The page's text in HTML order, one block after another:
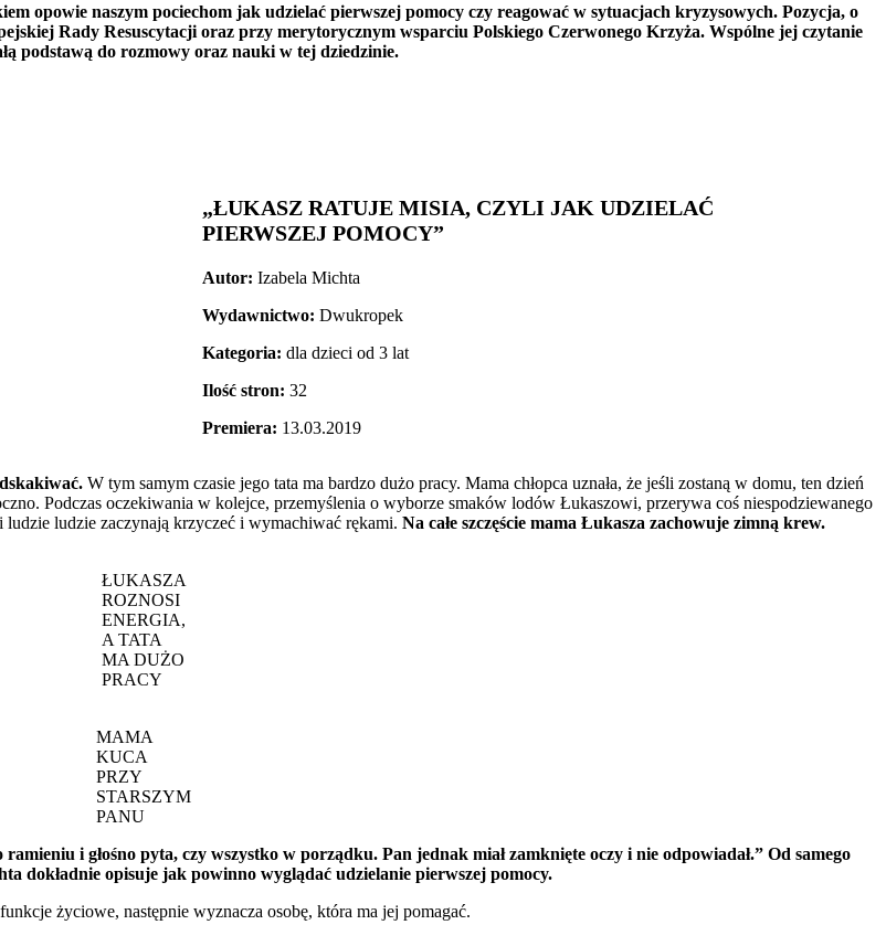
opowie naszym pociechom jak udzielać pierwszej pomocy czy reagować w sytuacjach kryzysowych. Pozycja, o
Rady Resuscytacji oraz przy merytorycznym wsparciu Polskiego Czerwonego Krzyża. Wspólne jej czytanie
podstawą do rozmowy oraz nauki w tej dziedzinie.
„ŁUKASZ RATUJE MISIA, CZYLI JAK UDZIELAĆ
PIERWSZEJ POMOCY”
Autor: Izabela Michta
Wydawnictwo:Dwukropek
Kategoria: dla dzieci od 3 lat
Ilość stron: 32
Premiera: 13.03.2019
W tym samym czasie jego tata ma bardzo dużo pracy. Mama chłopca uznała, że jeśli zostaną w domu, ten dzień
Podczas oczekiwania w kolejce, przemyślenia o wyborze smaków lodów Łukaszowi, przerywa coś niespodziewanego
ludzie zaczynają krzyczeć i wymachiwać rękami. Na całe szczęście mama Łukasza zachowuje zimną krew.
ŁUKASZA
ROZNOSI
ENERGIA,
A TATA
MA DUŻO
PRACY
MAMA
KUCA
PRZY
STARSZYM
PANU
i głośno pyta, czy wszystko w porządku. Pan jednak miał zamknięte oczy i nie odpowiadał.” Od samego
dokładnie opisuje jak powinno wyglądać udzielanie pierwszej pomocy.
życiowe, następnie wyznacza osobę, która ma jej pomagać.